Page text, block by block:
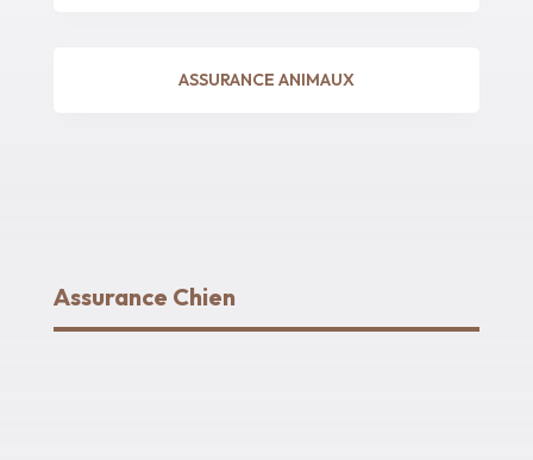
ASSURANCE ANIMAUX
Assurance Chien